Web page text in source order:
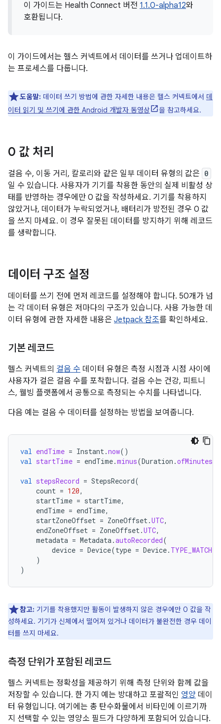
이 가이드는 Health Connect 버전 1.1.0-alpha12와
호환됩니다.
이 가이드에서는 헬스 커넥트에서 데이터를 쓰거나 업데이트하
는 프로세스를 다룹니다.
도움말: 데이터 쓰기 방법에 관한 자세한 내용은 헬스 커넥트에서 데
이터 읽기 및 쓰기에 관한 Android 개발자 동영상
을 참고하세요.
0 값 처리
걸음 수, 이동 거리, 칼로리와 같은 일부 데이터 유형의 값은 0
일 수 있습니다. 사용자가 기기를 착용한 동안의 실제 비활성 상
태를 반영하는 경우에만 0 값을 작성하세요. 기기를 착용하지
않았거나, 데이터가 누락되었거나, 배터리가 방전된 경우 0 값
을 쓰지 마세요. 이 경우 잘못된 데이터를 방지하기 위해 레코드
를 생략합니다.
데이터 구조 설정
데이터를 쓰기 전에 먼저 레코드를 설정해야 합니다. 50개가 넘
는 각 데이터 유형은 저마다의 구조가 있습니다. 사용 가능한 데
이터 유형에 관한 자세한 내용은 Jetpack 참조를 확인하세요.
기본 레코드
헬스 커넥트의 걸음 수 데이터 유형은 측정 시점과 시점 사이에
사용자가 걸은 걸음 수를 포착합니다. 걸음 수는 건강, 피트니
스, 웰빙 플랫폼에서 공통으로 측정되는 수치를 나타냅니다.
다음 예는 걸음 수 데이터를 설정하는 방법을 보여줍니다.
val endTime = Instant.now()
val startTime = endTime.minus(Duration .ofMinutes
val stepsRecord = StepsRecord(
count = 120,
startTime = startTime,
endTime = endTime,
startZoneOffset = ZoneOffset.UTC,
endZoneOffset = ZoneOffset.UTC,
metadata = Metadata.autoRecorded(
device = Device(type = Device. TYPE_WATCH
)
)
참고: 기기를 착용했지만 활동이 발생하지 않은 경우에만 0 값을 작
성하세요. 기기가 신체에서 떨어져 있거나 데이터가 불완전한 경우 데이
터를 쓰지 마세요.
측정 단위가 포함된 레코드
헬스 커넥트는 정확성을 제공하기 위해 측정 단위와 함께 값을
저장할 수 있습니다. 한 가지 예는 방대하고 포괄적인 영양 데이
터 유형입니다. 여기에는 총 탄수화물에서 비타민에 이르기까
지 선택할 수 있는 영양소 필드가 다양하게 포함되어 있습니다.